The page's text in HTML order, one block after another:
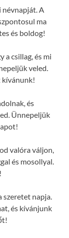
névnapját. A
ma
és boldog!
a csillag, és mi
veled.
kívánunk!
és
Ünnepeljük
valóra váljon,
és mosollyal.
szeretet napja.
és kívánjunk